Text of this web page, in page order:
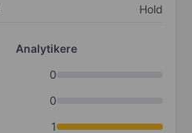
Hold
Analytikere
0
0
1